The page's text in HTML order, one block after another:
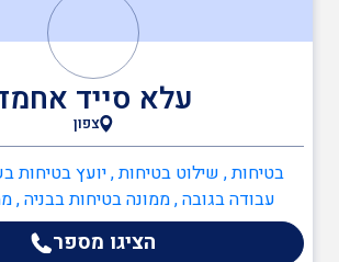
עלא סייד
צפון
בטיחות , שילוט בטיחות , יועץ בטיחות
עבודה בגובה , ממונה בטיחות בבניה ,
בעבודה , ענף הבנייה , חשב כמויות בניין
מפקחים בבנייה הציגו מספר